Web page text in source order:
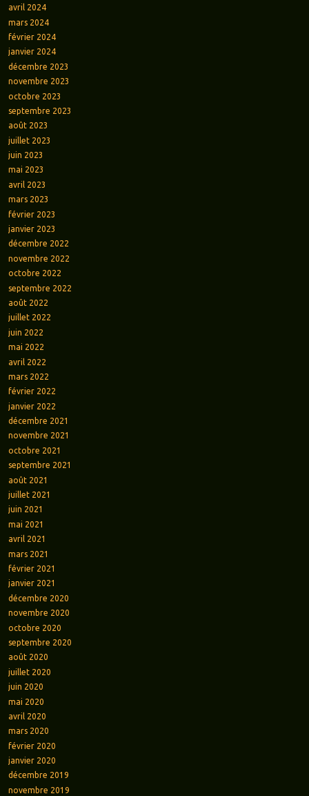
avril 2024
mars 2024
février 2024
janvier 2024
décembre 2023
novembre 2023
octobre 2023
septembre 2023
août 2023
juillet 2023
juin 2023
mai 2023
avril 2023
mars 2023
février 2023
janvier 2023
décembre 2022
novembre 2022
octobre 2022
septembre 2022
août 2022
juillet 2022
juin 2022
mai 2022
avril 2022
mars 2022
février 2022
janvier 2022
décembre 2021
novembre 2021
octobre 2021
septembre 2021
août 2021
juillet 2021
juin 2021
mai 2021
avril 2021
mars 2021
février 2021
janvier 2021
décembre 2020
novembre 2020
octobre 2020
septembre 2020
août 2020
juillet 2020
juin 2020
mai 2020
avril 2020
mars 2020
février 2020
janvier 2020
décembre 2019
novembre 2019